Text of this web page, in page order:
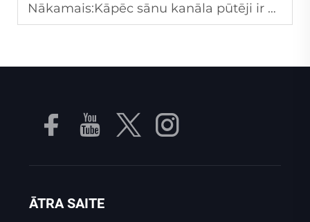
Nākamais:Kāpēc sānu kanāla pūtēji ir plaši izmantoti notekūdeņu attīrīšanā?
ĀTRA SAITE